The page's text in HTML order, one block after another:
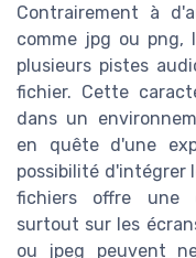
Contrairement à
comme jpg ou png,
plusieurs pistes
fichier. Cette
dans un
en quête d'une
possibilité d'intégrer
fichiers offre une
surtout sur les
ou jpeg peuvent